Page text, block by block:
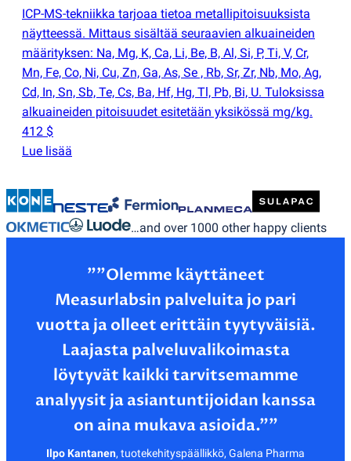
ICP-MS-tekniikka tarjoaa tietoa metallipitoisuuksista
näytteessä. Mittaus sisältää seuraavien alkuaineiden
määrityksen: Na, Mg, K, Ca, Li, Be, B, Al, Si, P, Ti, V, Cr,
Mn, Fe, Co, Ni, Cu, Zn, Ga, As, Se , Rb, Sr, Zr, Nb, Mo, Ag,
Cd, In, Sn, Sb, Te, Cs, Ba, Hf, Hg, Tl, Pb, Bi, U. Tuloksissa
alkuaineiden pitoisuudet esitetään yksikössä mg/kg.
412 $
Lue lisää
…and over 1000 other happy clients
”"Olemme käyttäneet
Measurlabsin palveluita jo pari
vuotta ja olleet erittäin tyytyväisiä.
Laajasta palveluvalikoimasta
löytyvät kaikki tarvitsemamme
analyysit ja asiantuntijoidan kanssa
Ilpo Kantanen, tuotekehityspäällikkö, Galena Pharma